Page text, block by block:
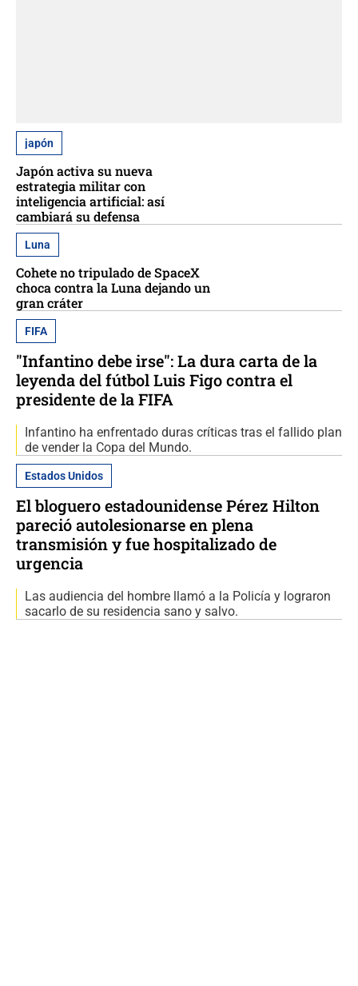
japón
Japón activa su nueva
estrategia militar con
inteligencia artificial: así
cambiará su defensa
Luna
Cohete no tripulado de SpaceX
choca contra la Luna dejando un
gran cráter
FIFA
"Infantino debe irse": La dura carta de la
leyenda del fútbol Luis Figo contra el
presidente de la FIFA
Infantino ha enfrentado duras críticas tras el fallido plan
de vender la Copa del Mundo.
Estados Unidos
El bloguero estadounidense Pérez Hilton
pareció autolesionarse en plena
transmisión y fue hospitalizado de
urgencia
Las audiencia del hombre llamó a la Policía y lograron
sacarlo de su residencia sano y salvo.